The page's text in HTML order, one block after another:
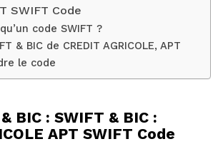
SWIFT Code
code SWIFT ?
& BIC de CREDIT AGRICOLE, APT
le code
BIC : SWIFT & BIC :
APT SWIFT Code